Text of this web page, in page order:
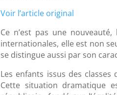
Voir l’article original
Ce n’est pas une
internationales, elle est non
se distingue aussi par son
Les enfants issus des classes
Cette situation dramatique